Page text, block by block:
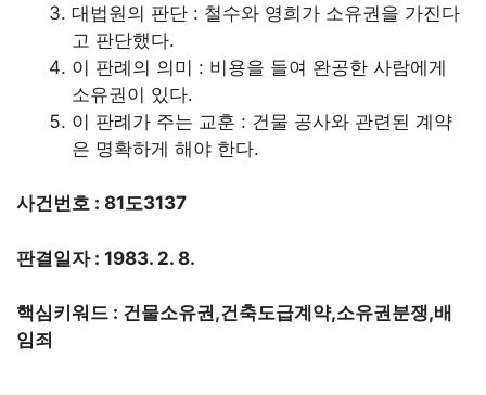
대법원의 판단 : 철수와 영희가 소유권을 가진다
고 판단했다.
이 판례의 의미 : 비용을 들여 완공한 사람에게
소유권이 있다.
이 판례가 주는 교훈 : 건물 공사와 관련된 계약
은 명확하게 해야 한다.
사건번호 : 81도3137
판결일자 : 1983. 2. 8.
핵심키워드 : 건물소유권,건축도급계약,소유권분쟁,배
임죄